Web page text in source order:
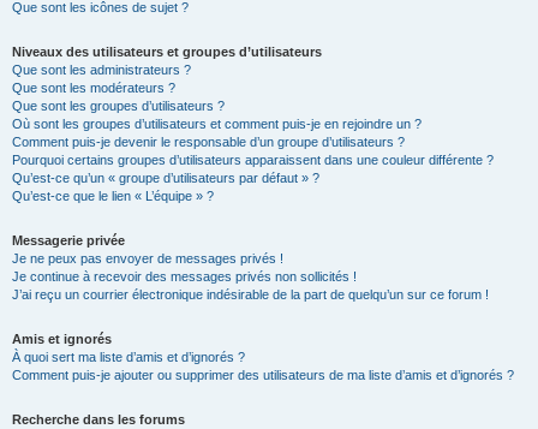
Que sont les icônes de sujet ?
Niveaux des utilisateurs et groupes d’utilisateurs
Que sont les administrateurs ?
Que sont les modérateurs ?
Que sont les groupes d’utilisateurs ?
Où sont les groupes d’utilisateurs et comment puis-je en rejoindre un ?
Comment puis-je devenir le responsable d’un groupe d’utilisateurs ?
Pourquoi certains groupes d’utilisateurs apparaissent dans une couleur différente ?
Qu’est-ce qu’un « groupe d’utilisateurs par défaut » ?
Qu’est-ce que le lien « L’équipe » ?
Messagerie privée
Je ne peux pas envoyer de messages privés !
Je continue à recevoir des messages privés non sollicités !
J’ai reçu un courrier électronique indésirable de la part de quelqu’un sur ce forum !
Amis et ignorés
À quoi sert ma liste d’amis et d’ignorés ?
Comment puis-je ajouter ou supprimer des utilisateurs de ma liste d’amis et d’ignorés ?
Recherche dans les forums